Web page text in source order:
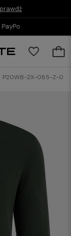
P20WB-2X-085-Z-0